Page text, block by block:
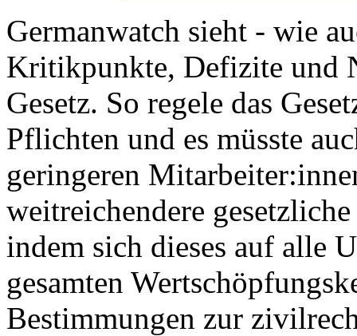
Germanwatch sieht - wie
Kritikpunkte, Defizite und
Gesetz. So regele das
Pflichten und es müsste
geringeren
weitreichendere
indem sich dieses auf alle
gesamten
Bestimmungen zur